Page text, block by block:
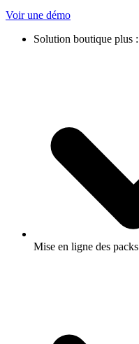
Voir une démo
Solution boutique plus :
Mise en ligne des packs